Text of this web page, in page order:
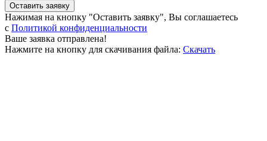
Оставить заявку
Нажимая на кнопку "Оставить заявку", Вы соглашаетесь
c Политикой конфиденциальности
Ваше заявка отправлена!
Нажмите на кнопку для скачивания файла: Скачать